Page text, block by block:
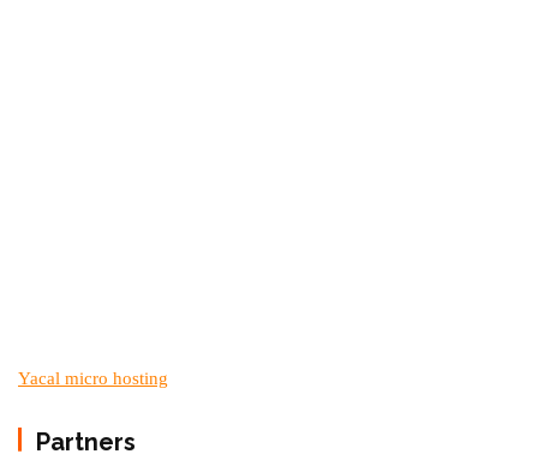
Yacal micro hosting
Partners